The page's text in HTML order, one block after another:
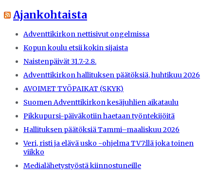
Ajankohtaista
Adventtikirkon nettisivut ongelmissa
Kopun koulu etsii kokin sijaista
Naistenpäivät 31.7.-2.8.
Adventtikirkon hallituksen päätöksiä, huhtikuu 2026
AVOIMET TYÖPAIKAT (SKYK)
Suomen Adventtikirkon kesäjuhlien aikataulu
Pikkupursi-päiväkotiin haetaan työntekijöitä
Hallituksen päätöksiä Tammi–maaliskuu 2026
Veri, risti ja elävä usko -ohjelma TV7:llä joka toinen
viikko
Medialähetystyöstä kiinnostuneille